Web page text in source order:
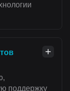
поддержку